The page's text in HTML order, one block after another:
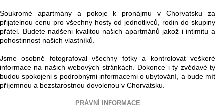
Soukromé apartmány a pokoje k pronájmu v Chorvatsku za
přijatelnou cenu pro všechny hosty od jednotlivců, rodin do skupiny
přátel. Budete nadšeni kvalitou našich apartmánů jakož i intimitu a
pohostinnost našich vlastníků.
Jsme osobně fotografoval všechny fotky a kontrolovat veškeré
informace na našich webových stránkách. Dokonce i ty zvědavé ty
budou spokojeni s podrobnými informacemi o ubytování, a bude mít
příjemnou a bezstarostnou dovolenou v Chorvatsku.
PRÁVNÍ INFORMACE